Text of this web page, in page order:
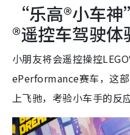
“乐高®小车
®遥控车驾驶体
小朋友将会遥控操控
ePerformance赛车，这
上飞驰，考验小车手的反